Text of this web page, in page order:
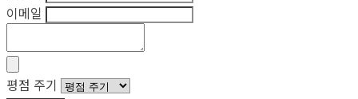
이메일
평점 주기